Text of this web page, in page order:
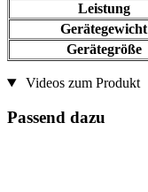
Leistung
Gerätegewicht
Gerätegröße
Videos zum Produkt
Passend dazu